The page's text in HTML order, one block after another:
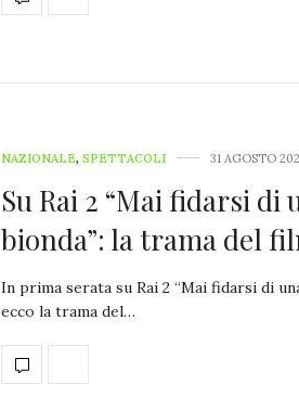
NAZIONALE, SPETTACOLI 31 AGOSTO
Su Rai 2 “Mai fidarsi di
bionda”: la trama del
In prima serata su Rai 2 “Mai fidarsi di
ecco la trama del…